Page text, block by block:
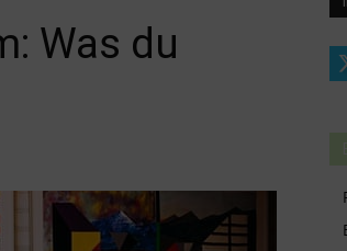
Was du